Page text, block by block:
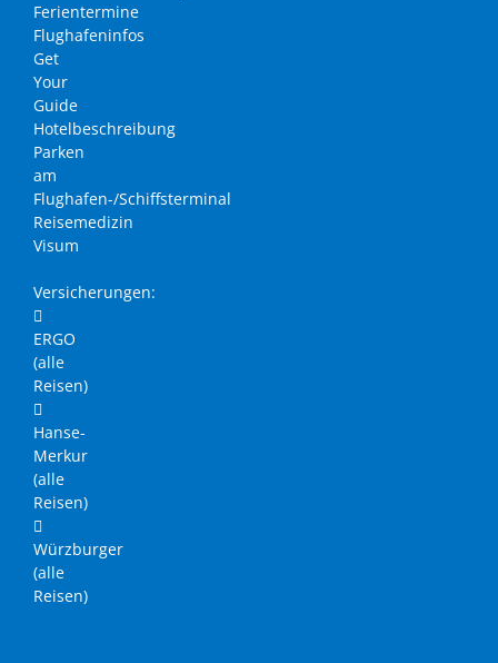
Ferientermine
Flughafeninfos
Get
Your
Guide
Hotelbeschreibung
Parken
am
Flughafen-/Schiffsterminal
Reisemedizin
Visum
Versicherungen:
ERGO
(alle
Reisen)
Hanse-
Merkur
(alle
Reisen)
Würzburger
(alle
Reisen)